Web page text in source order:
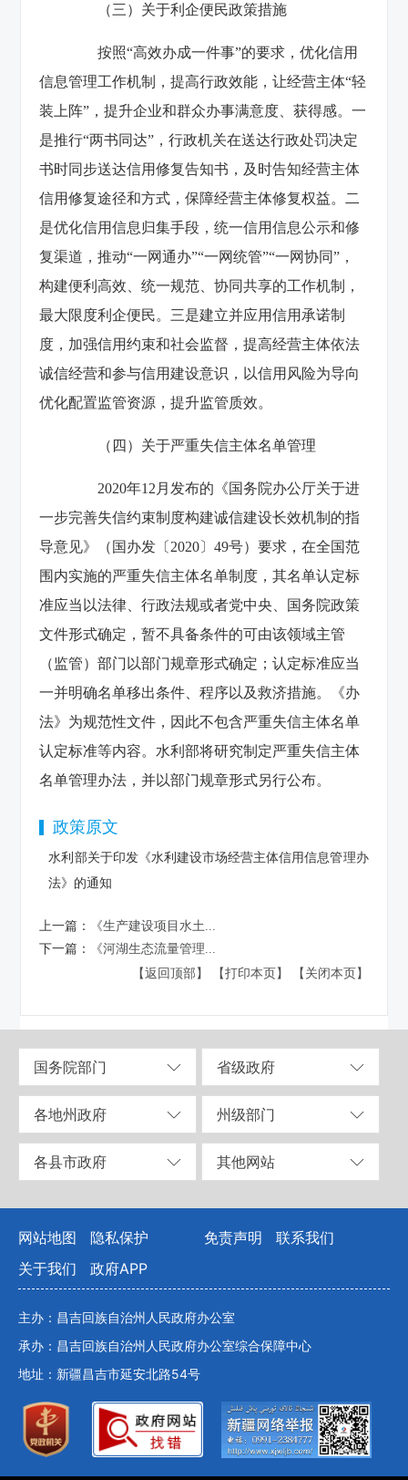
（三）关于利企便民政策措施
按照“高效办成一件事”的要求，优化信用
信息管理工作机制，提高行政效能，让经营主体“轻
装上阵”，提升企业和群众办事满意度、获得感。一
是推行“两书同达”，行政机关在送达行政处罚决定
书时同步送达信用修复告知书，及时告知经营主体
信用修复途径和方式，保障经营主体修复权益。二
是优化信用信息归集手段，统一信用信息公示和修
复渠道，推动“一网通办”“一网统管”“一网协同”，
构建便利高效、统一规范、协同共享的工作机制，
最大限度利企便民。三是建立并应用信用承诺制
度，加强信用约束和社会监督，提高经营主体依法
诚信经营和参与信用建设意识，以信用风险为导向
优化配置监管资源，提升监管质效。
（四）关于严重失信主体名单管理
2020年12月发布的《国务院办公厅关于进
一步完善失信约束制度构建诚信建设长效机制的指
导意见》（国办发〔2020〕49号）要求，在全国范
围内实施的严重失信主体名单制度，其名单认定标
准应当以法律、行政法规或者党中央、国务院政策
文件形式确定，暂不具备条件的可由该领域主管
（监管）部门以部门规章形式确定；认定标准应当
一并明确名单移出条件、程序以及救济措施。《办
法》为规范性文件，因此不包含严重失信主体名单
认定标准等内容。水利部将研究制定严重失信主体
名单管理办法，并以部门规章形式另行公布。
政策原文
水利部关于印发《水利建设市场经营主体信用信息管理办
法》的通知
上一篇：
《生产建设项目水土...
下一篇：
《河湖生态流量管理...
【返回顶部】
【打印本页】 【关闭本页】
国务院部门 省级政府
各地州政府 州级部门
各县市政府 其他网站
网站地图 隐私保护 免责声明
联系我们
关于我们
政府APP
主办：昌吉回族自治州人民政府办公室
承办：昌吉回族自治州人民政府办公室综合保障中心
地址：新疆昌吉市延安北路54号